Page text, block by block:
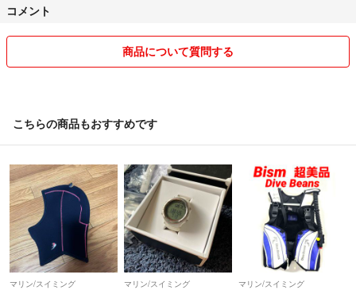
▼返品特約
コメント
商品について質問する
こちらの商品もおすすめです
マリン/スイミング マリン/スイミング マリン/スイミング